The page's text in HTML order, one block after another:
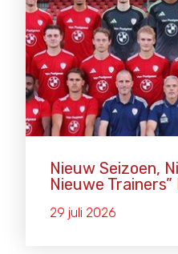
Nieuw Seizoen,
Nieuwe Trainers”
29 juli 2026